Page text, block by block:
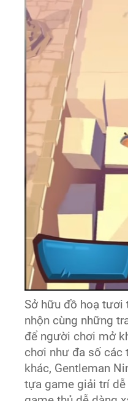
Sở hữu đồ hoạ tươi
nhộn cùng những
để người chơi mở
chơi như đa số các
khác, Gentleman
tựa game giải trí